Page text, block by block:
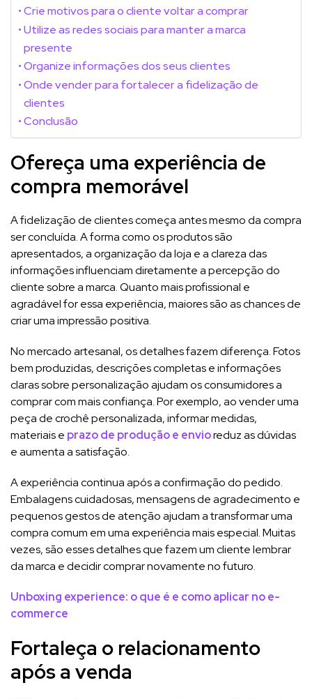
Crie motivos para o cliente voltar a comprar
Utilize as redes sociais para manter a marca
presente
Organize informações dos seus clientes
Onde vender para fortalecer a fidelização de
clientes
Conclusão
Ofereça uma experiência de
compra memorável
A fidelização de clientes começa antes mesmo da compra
ser concluída. A forma como os produtos são
apresentados, a organização da loja e a clareza das
informações influenciam diretamente a percepção do
cliente sobre a marca. Quanto mais profissional e
agradável for essa experiência, maiores são as chances de
criar uma impressão positiva.
No mercado artesanal, os detalhes fazem diferença. Fotos
bem produzidas, descrições completas e informações
claras sobre personalização ajudam os consumidores a
comprar com mais confiança. Por exemplo, ao vender uma
peça de crochê personalizada, informar medidas,
materiais e prazo de produção e envioreduz as dúvidas
e aumenta a satisfação.
A experiência continua após a confirmação do pedido.
Embalagens cuidadosas, mensagens de agradecimento e
pequenos gestos de atenção ajudam a transformar uma
compra comum em uma experiência mais especial. Muitas
vezes, são esses detalhes que fazem um cliente lembrar
da marca e decidir comprar novamente no futuro.
Unboxing experience: o que é e como aplicar no e-
commerce
Fortaleça o relacionamento
após a venda